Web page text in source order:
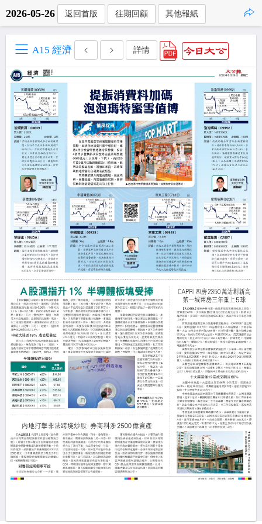
2026-05-26 返回首版 往期回顧 其他報紙
A15 經濟 詳情